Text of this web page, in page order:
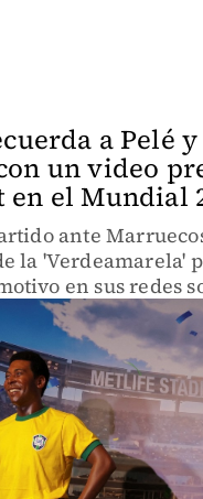
a Pelé
un video
en el Mundial
ante
la 'Verdeamarela'
en sus redes